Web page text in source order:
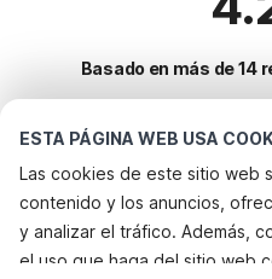
ESTA PÁGINA WEB USA
Las cookies de este sitio web
contenido y los anuncios,
y analizar el tráfico. Además,
el uso que haga del sitio web
Basado en más de 14
Destinos más
Ciudades con los mejores
Alquileres vacacionales para
Servicios populares para